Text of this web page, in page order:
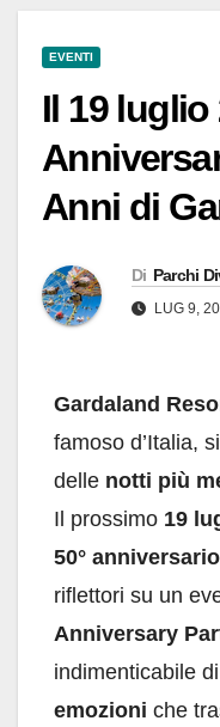
EVENTI
Il 19 luglio
Anni di
Di Parchi
LUG 9,
Gardaland
famoso d’Italia,
delle notti più
Il prossimo 19
50° anniversario
riflettori su un
Anniversary
indimenticabile di
emozioni che